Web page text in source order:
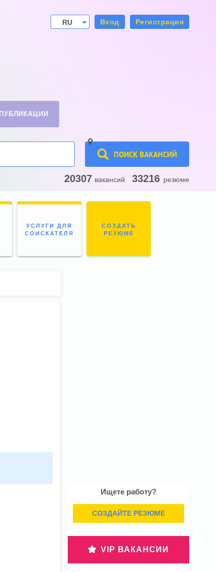
RU
Вход Регистрация
ПУБЛИКАЦИИ
ПОИСК ВАКАНСИЙ
20307 вакансий 33216 резюме
УСЛУГИ ДЛЯ
СОИСКАТЕЛЯ
СОЗДАТЬ
РЕЗЮМЕ
Ищете работу?
СОЗДАЙТЕ РЕЗЮМЕ
VIP ВАКАНСИИ